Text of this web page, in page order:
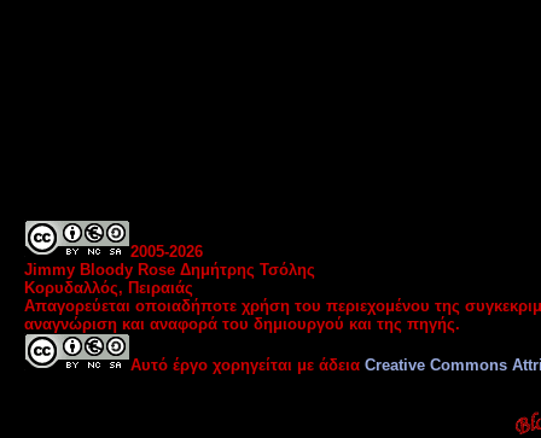
2005-2026
Jimmy Bloody Rose Δημήτρης Τσόλης
Κορυδαλλός, Πειραιάς
Απαγορεύεται οποιαδήποτε χρήση του περιεχομένου της
αναγνώριση και αναφορά του δημιουργού και της πηγής.
Αυτό έργο χορηγείται με άδεια Creative Commons